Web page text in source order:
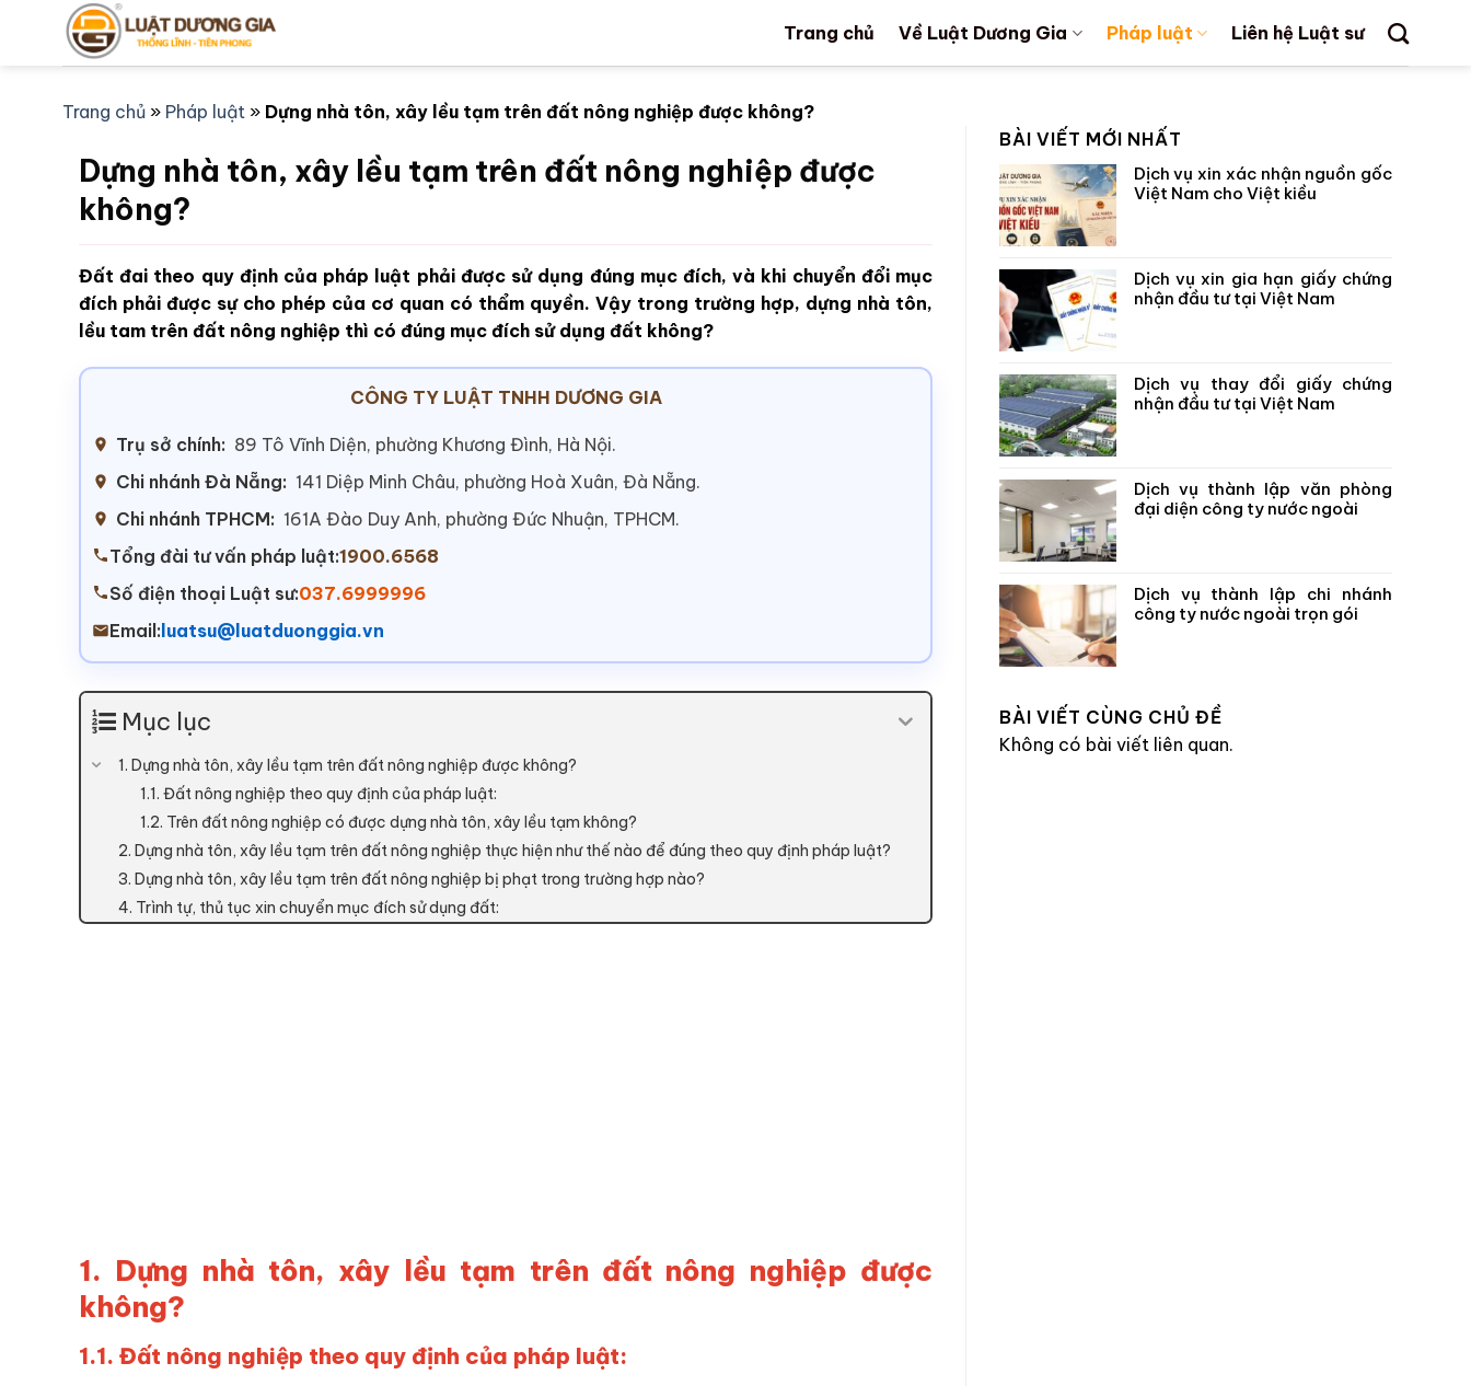
Trang chủ Về Luật Dương Gia Pháp luật Liên hệ Luật sư
Trang chủ » Pháp luật » Dựng nhà tôn, xây lều tạm trên đất nông nghiệp được không?
Dựng nhà tôn, xây lều tạm trên đất nông nghiệp được
không?
Đất đai theo quy định của pháp luật phải được sử dụng đúng mục đích, và khi chuyển đổi mục
đích phải được sự cho phép của cơ quan có thẩm quyền. Vậy trong trường hợp, dựng nhà tôn,
lều tam trên đất nông nghiệp thì có đúng mục đích sử dụng đất không?
CÔNG TY LUẬT TNHH DƯƠNG GIA
Trụ sở chính: 89 Tô Vĩnh Diện, phường Khương Đình, Hà Nội.
Chi nhánh Đà Nẵng: 141 Diệp Minh Châu, phường Hoà Xuân, Đà Nẵng.
Chi nhánh TPHCM: 161A Đào Duy Anh, phường Đức Nhuận, TPHCM.
Tổng đài tư vấn pháp luật:1900.6568
Số điện thoại Luật sư:037.6999996
Email: luatsu@luatduonggia.vn
Mục lục
1. Dựng nhà tôn, xây lều tạm trên đất nông nghiệp được không?
1.1. Đất nông nghiệp theo quy định của pháp luật:
1.2. Trên đất nông nghiệp có được dựng nhà tôn, xây lều tạm không?
2. Dựng nhà tôn, xây lều tạm trên đất nông nghiệp thực hiện như thế nào để đúng theo quy định pháp luật?
3. Dựng nhà tôn, xây lều tạm trên đất nông nghiệp bị phạt trong trường hợp nào?
4. Trình tự, thủ tục xin chuyển mục đích sử dụng đất:
1. Dựng nhà tôn, xây lều tạm trên đất nông nghiệp được
không?
1.1. Đất nông nghiệp theo quy định của pháp luật:
BÀI VIẾT MỚI NHẤT
Dịch vụ xin xác nhận nguồn gốc
Việt Nam cho Việt kiều
Dịch vụ xin gia hạn giấy chứng
nhận đầu tư tại Việt Nam
Dịch vụ thay đổi giấy chứng
nhận đầu tư tại Việt Nam
Dịch vụ thành lập văn phòng
đại diện công ty nước ngoài
Dịch vụ thành lập chi nhánh
công ty nước ngoài trọn gói
BÀI VIẾT CÙNG CHỦ ĐỀ
Không có bài viết liên quan.